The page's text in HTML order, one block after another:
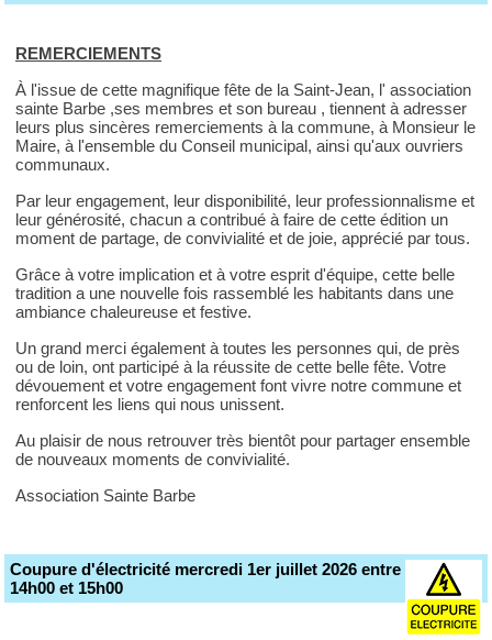
REMERCIEMENTS
À l'issue de cette magnifique fête de la Saint-Jean, l' association
sainte Barbe ,ses membres et son bureau , tiennent à adresser
leurs plus sincères remerciements à la commune, à Monsieur le
Maire, à l'ensemble du Conseil municipal, ainsi qu'aux ouvriers
communaux.
Par leur engagement, leur disponibilité, leur professionnalisme et
leur générosité, chacun a contribué à faire de cette édition un
moment de partage, de convivialité et de joie, apprécié par tous.
Grâce à votre implication et à votre esprit d'équipe, cette belle
tradition a une nouvelle fois rassemblé les habitants dans une
ambiance chaleureuse et festive.
Un grand merci également à toutes les personnes qui, de près
ou de loin, ont participé à la réussite de cette belle fête. Votre
dévouement et votre engagement font vivre notre commune et
renforcent les liens qui nous unissent.
Au plaisir de nous retrouver très bientôt pour partager ensemble
de nouveaux moments de convivialité.
Association Sainte Barbe
Coupure d'électricité mercredi 1er juillet 2026 entre
14h00 et 15h00